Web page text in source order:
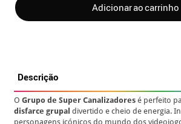
Adicionar ao carrinho
Descrição
OGrupo de Super Canalizadores é perfeito
disfarce grupal divertido e cheio de energia.
personagens icónicos do mundo dos